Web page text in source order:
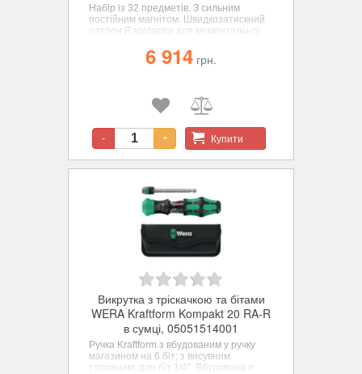
Набір із 32 предметів. З сильним
постійним магнітом. Швидкозатискний
патрон Rapidaptor для моментальної
твердості біти для універсального
застосування.
зручного перенесення.
Підходить для прикріплення до
6 914 грн.
- + Купити
Викрутка з тріскачкою та бітами
WERA Kraftform Kompakt 20 RA-R
в сумці, 05051514001
Ручка Kraftform з вбудованим у ручку
магазином на 6 біт; з висувним
стрижнем; для біт 1/4". Вбудована в